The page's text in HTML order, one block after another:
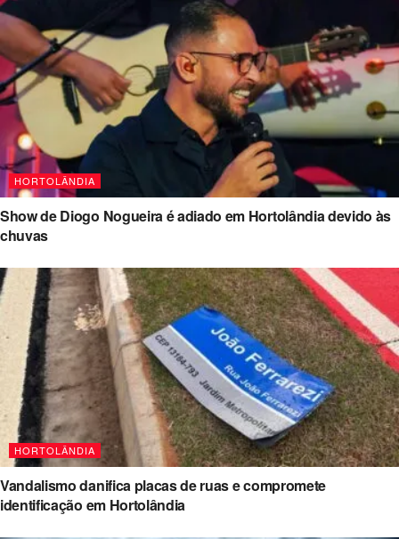
HORTOLÂNDIA
Show de Diogo Nogueira é adiado em Hortolândia devido às
chuvas
HORTOLÂNDIA
Vandalismo danifica placas de ruas e compromete
identificação em Hortolândia